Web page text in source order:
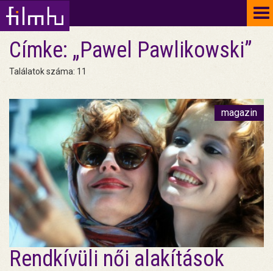
Címke: „Pawel Pawlikowski”
Találatok száma: 11
magazin
Rendkívüli női alakítások